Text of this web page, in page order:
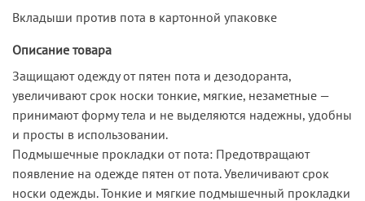
Вкладыши против пота в картонной упаковке
Описание товара
Защищают одежду от пятен пота и дезодоранта,
увеличивают срок носки тонкие, мягкие, незаметные —
принимают форму тела и не выделяются надежны, удобны
и просты в использовании.
Подмышечные прокладки от пота: Предотвращают
появление на одежде пятен от пота. Увеличивают срок
носки одежды. Тонкие и мягкие подмышечный прокладки